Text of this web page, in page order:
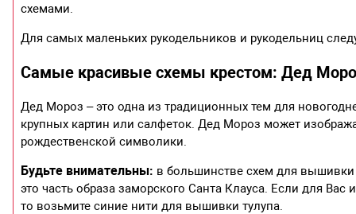
схемами.
Для самых маленьких рукодельников и рукодельниц
Самые красивые схемы крестом: Дед
Дед Мороз – это одна из традиционных тем для
крупных картин или салфеток. Дед Мороз может
рождественской символики.
Будьте внимательны: в большинстве схем для
это часть образа заморского Санта Клауса. Если для
то возьмите синие нити для вышивки тулупа.